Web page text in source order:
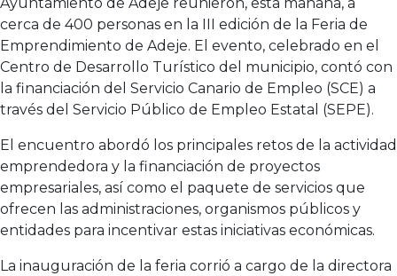
cerca de 400 personas en la III edición de la Feria de
Emprendimiento de Adeje. El evento, celebrado en el
Centro de Desarrollo Turístico del municipio, contó con
la financiación del Servicio Canario de Empleo (SCE) a
través del Servicio Público de Empleo Estatal (SEPE).
El encuentro abordó los principales retos de la actividad
emprendedora y la financiación de proyectos
empresariales, así como el paquete de servicios que
ofrecen las administraciones, organismos públicos y
entidades para incentivar estas iniciativas económicas.
La inauguración de la feria corrió a cargo de la directora